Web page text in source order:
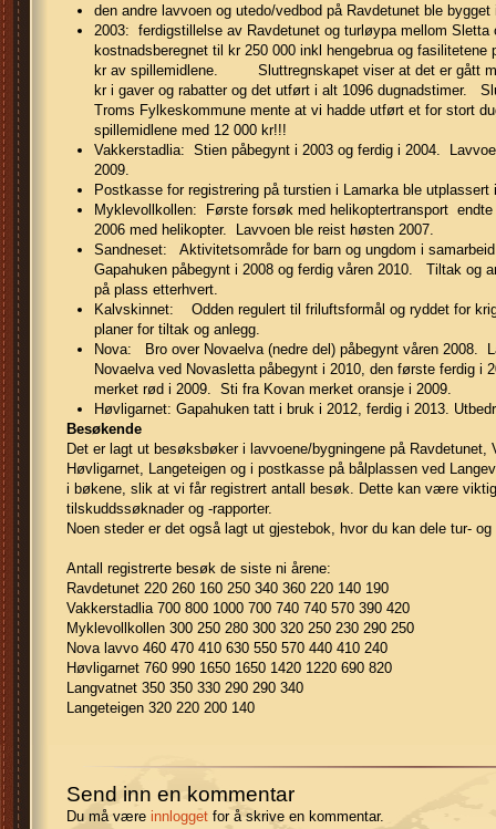
den andre lavvoen og utedo/vedbod på Ravdetunet ble bygget
2003: ferdigstillelse av Ravdetunet og turløypa mellom
kostnadsberegnet til kr 250 000 inkl hengebrua og
kr av spillemidlene. Sluttregnskapet viser at det er gått
kr i gaver og rabatter og det utført i alt 1096 dugnadstimer.
Troms Fylkeskommune mente at vi hadde utført et for stort
spillemidlene med 12 000 kr!!!
Vakkerstadlia: Stien påbegynt i 2003 og ferdig i 2004.
2009.
Postkasse for registrering på turstien i Lamarka ble utplassert
Myklevollkollen: Første forsøk med helikoptertransport
2006 med helikopter. Lavvoen ble reist høsten 2007.
Sandneset: Aktivitetsområde for barn og ungdom i
Gapahuken påbegynt i 2008 og ferdig våren 2010. Tiltak og
på plass etterhvert.
Kalvskinnet: Odden regulert til friluftsformål og ryddet for
planer for tiltak og anlegg.
Nova: Bro over Novaelva (nedre del) påbegynt våren 2008.
Novaelva ved Novasletta påbegynt i 2010, den første ferdig i
merket rød i 2009. Sti fra Kovan merket oransje i 2009.
Høvligarnet: Gapahuken tatt i bruk i 2012, ferdig i 2013.
Besøkende
Det er lagt ut besøksbøker i lavvoene/bygningene på
Høvligarnet, Langeteigen og i postkasse på bålplassen ved
i bøkene, slik at vi får registrert antall besøk. Dette kan være
tilskuddssøknader og -rapporter.
Noen steder er det også lagt ut gjestebok, hvor du kan dele tur-
Antall registrerte besøk de siste ni årene:
Ravdetunet 220 260 160 250 340 360 220 140 190
Vakkerstadlia 700 800 1000 700 740 740 570 390 420
Myklevollkollen 300 250 280 300 320 250 230 290 250
Nova lavvo 460 470 410 630 550 570 440 410 240
Høvligarnet 760 990 1650 1650 1420 1220 690 820
Langvatnet 350 350 330 290 290 340
Langeteigen 320 220 200 140
Send inn en kommentar
Du må være innlogget for å skrive en kommentar.